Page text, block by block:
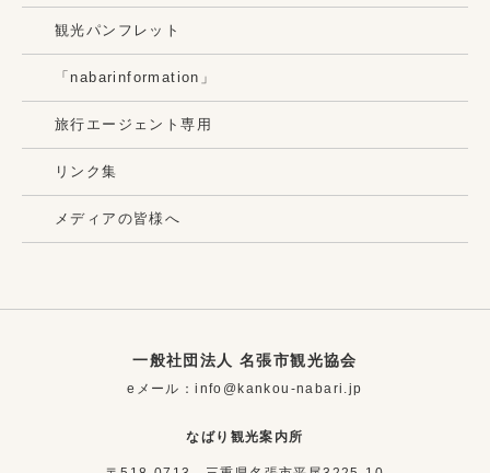
観光パンフレット
「nabarinformation」
旅行エージェント専用
リンク集
メディアの皆様へ
一般社団法人 名張市観光協会
eメール：info@kankou-nabari.jp
なばり観光案内所